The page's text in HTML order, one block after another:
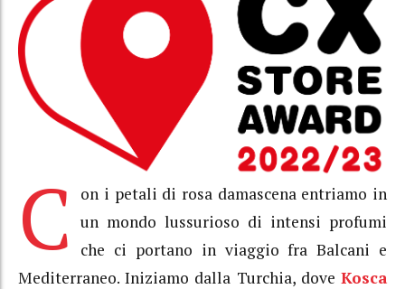
C
on i petali di rosa damascena entriamo in
un mondo lussurioso di intensi profumi
che ci portano in viaggio fra Balcani e
Mediterraneo. Iniziamo dalla Turchia, dove Kosca